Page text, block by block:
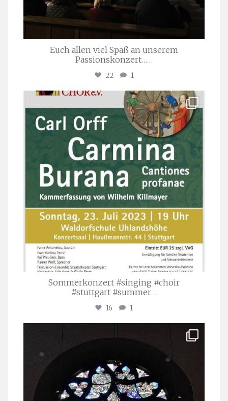
Euch allen viel Spaß an unserem
Passionskonzert… ...
22 1
stuttgarter_oratorienchor
Juli 22
Sommerkonzert #singing #choir
#stuttgart #summer ...
16 1
Apr. 1